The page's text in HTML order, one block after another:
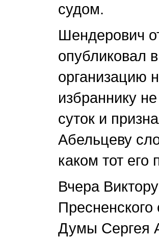
судом.
Шендерович
опубликовал
организацию
избраннику
суток и
Абельцеву
каком тот
Вчера
Пресненского
Думы Сергея